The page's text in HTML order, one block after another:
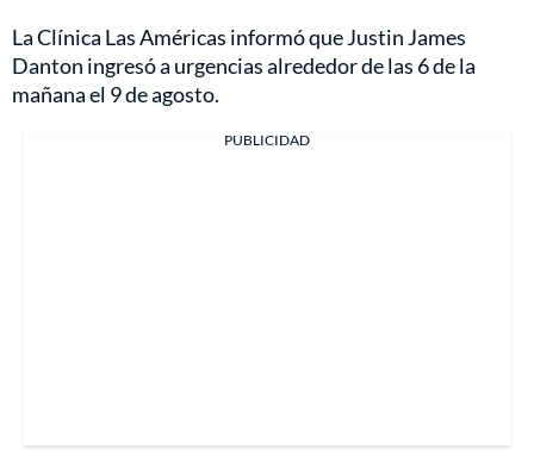
La Clínica Las Américas informó que Justin James
Danton ingresó a urgencias alrededor de las 6 de la
mañana el 9 de agosto.
PUBLICIDAD